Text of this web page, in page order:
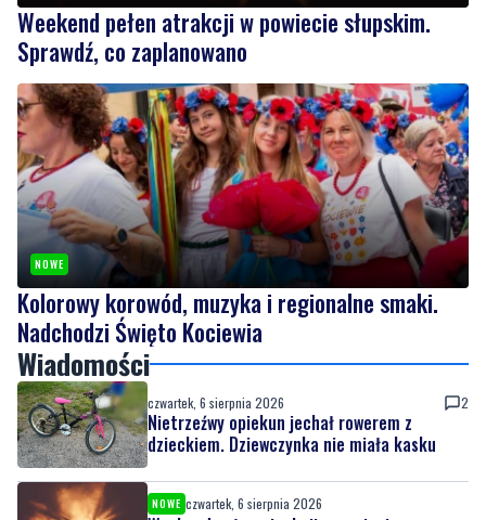
NOWE
Kolorowy korowód, muzyka i regionalne smaki.
Nadchodzi Święto Kociewia
Wiadomości
czwartek, 6 sierpnia 2026
Nietrzeźwy opiekun jechał rowerem z
dzieckiem. Dziewczynka nie miała kasku
NOWE czwartek, 6 sierpnia 2026
Weekend pełen atrakcji w powiecie